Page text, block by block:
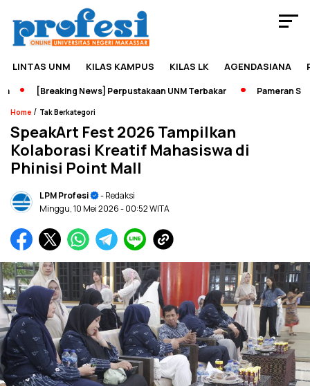
LINTAS UNM KILAS KAMPUS KILAS LK AGENDASIANA
[Breaking News] Perpustakaan UNM Terbakar Pameran
Home / Tak Berkategori
SpeakArt Fest 2026 Tampilkan
Kolaborasi Kreatif Mahasiswa di
Phinisi Point Mall
LPM Profesi
- Redaksi
Minggu, 10 Mei 2026- 00:52 WITA